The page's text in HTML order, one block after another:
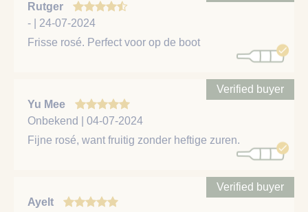
Rutger
- | 24-07-2024
Frisse rosé. Perfect voor op de boot
Yu Mee
Onbekend | 04-07-2024
Verified buyer
Fijne rosé, want fruitig zonder heftige zuren.
Ayelt
Verified buyer